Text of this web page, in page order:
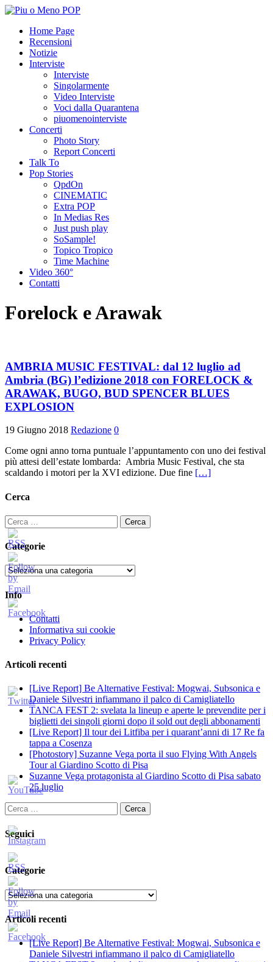
Home Page
Recensioni
Notizie
Interviste
Interviste
Singolarmente
Video Interviste
Voci dalla Quarantena
piuomenointerviste
Concerti
Photo Story
Report Concerti
Talk To
Pop Stories
QpdOn
CINEMATIC
Extra POP
In Medias Res
Just push play
SoSample!
Topico Tropico
Time Machine
Video 360°
Contatti
Forelock e Arawak
AMBRIA MUSIC FESTIVAL: dal 12 luglio ad
Ambria (BG) l’edizione 2018 con FORELOCK &
ARAWAK, BUGO, BUD SPENCER BLUES
EXPLOSION
19 Giugno 2018 Redazione 0
Come ogni anno torna puntuale l’appuntamento con uno dei festival
più attesi dell’estate lombarda: Ambria Music Festival, che sta
scaldando i motori per la XVI edizione. Due fine […]
Cerca
Ricerca
per:
Categorie
Categorie
Info
Contatti
Informativa sui cookie
Privacy Policy
Articoli recenti
[Live Report] Be Alternative Festival: Mogwai, Subsonica e
Daniele Silvestri infiammano il palco di Camigliatello
TANCA FEST 2: svelata la lineup e aperte le prevendite per i
biglietti dei singoli giorni dopo il sold out degli abbonamenti
[Live Report] Il tour dei Litfiba per i quarant’anni di 17 Re fa
tappa a Cosenza
[Photostory] Suzanne Vega porta il suo Flying With Angels
Tour al Giardino Scotto di Pisa
Suzanne Vega protagonista al Giardino Scotto di Pisa sabato
25 luglio
Ricerca
per:
Seguici
Categorie
Categorie
Articoli recenti
[Live Report] Be Alternative Festival: Mogwai, Subsonica e
Daniele Silvestri infiammano il palco di Camigliatello